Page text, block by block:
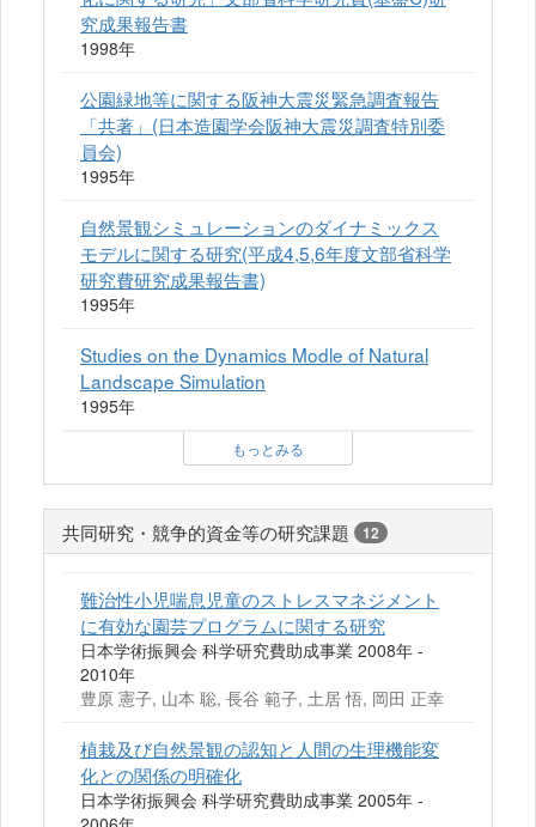
究成果報告書
1998年
公園緑地等に関する阪神大震災緊急調査報告
「共著」(日本造園学会阪神大震災調査特別委
員会)
1995年
自然景観シミュレーションのダイナミックス
モデルに関する研究(平成4,5,6年度文部省科学
研究費研究成果報告書)
1995年
Studies on the Dynamics Modle of Natural
Landscape Simulation
1995年
もっとみる
共同研究・競争的資金等の研究課題 12
難治性小児喘息児童のストレスマネジメント
に有効な園芸プログラムに関する研究
日本学術振興会 科学研究費助成事業 2008年 -
2010年
豊原 憲子, 山本 聡, 長谷 範子, 土居 悟, 岡田 正幸
植栽及び自然景観の認知と人間の生理機能変
化との関係の明確化
日本学術振興会 科学研究費助成事業 2005年 -